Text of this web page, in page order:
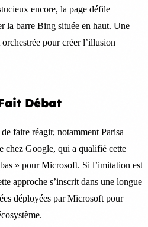
encore, la page défile
la barre Bing située en haut. Une
pour créer l’illusion
Débat
faire réagir, notamment Parisa
chez Google, qui a qualifié cette
» pour Microsoft. Si l’imitation est
approche s’inscrit dans une longue
déployées par Microsoft pour